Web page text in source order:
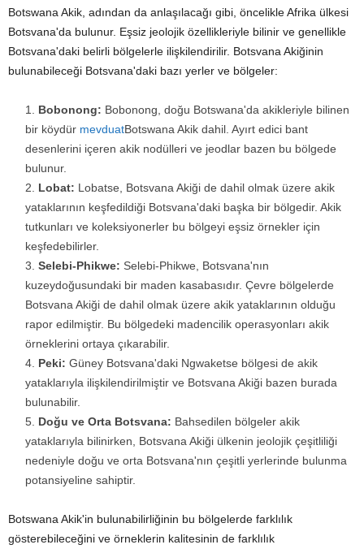
Botswana Akik, adından da anlaşılacağı gibi, öncelikle Afrika ülkesi
Botsvana'da bulunur. Eşsiz jeolojik özellikleriyle bilinir ve genellikle
Botsvana'daki belirli bölgelerle ilişkilendirilir. Botsvana Akiğinin
bulunabileceği Botsvana'daki bazı yerler ve bölgeler:
Bobonong: Bobonong, doğu Botswana'da akikleriyle bilinen
bir köydür mevduatBotswana Akik dahil. Ayırt edici bant
desenlerini içeren akik nodülleri ve jeodlar bazen bu bölgede
bulunur.
Lobat: Lobatse, Botsvana Akiği de dahil olmak üzere akik
yataklarının keşfedildiği Botsvana'daki başka bir bölgedir. Akik
tutkunları ve koleksiyonerler bu bölgeyi eşsiz örnekler için
keşfedebilirler.
Selebi-Phikwe: Selebi-Phikwe, Botsvana'nın
kuzeydoğusundaki bir maden kasabasıdır. Çevre bölgelerde
Botsvana Akiği de dahil olmak üzere akik yataklarının olduğu
rapor edilmiştir. Bu bölgedeki madencilik operasyonları akik
örneklerini ortaya çıkarabilir.
Peki: Güney Botsvana'daki Ngwaketse bölgesi de akik
yataklarıyla ilişkilendirilmiştir ve Botsvana Akiği bazen burada
bulunabilir.
Doğu ve Orta Botsvana: Bahsedilen bölgeler akik
yataklarıyla bilinirken, Botsvana Akiği ülkenin jeolojik çeşitliliği
nedeniyle doğu ve orta Botsvana'nın çeşitli yerlerinde bulunma
potansiyeline sahiptir.
Botswana Akik'in bulunabilirliğinin bu bölgelerde farklılık
gösterebileceğini ve örneklerin kalitesinin de farklılık